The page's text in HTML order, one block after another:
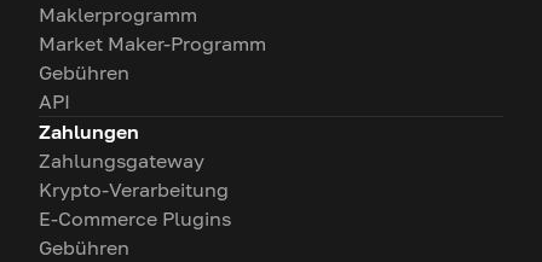
Maklerprogramm
Market Maker-Programm
Gebühren
API
Zahlungen
Zahlungsgateway
Krypto-Verarbeitung
E-Commerce Plugins
Gebühren